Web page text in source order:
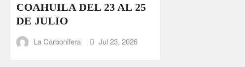
COAHUILA DEL 23 AL 25
DE JULIO
La Carbonifera Jul 23, 2026